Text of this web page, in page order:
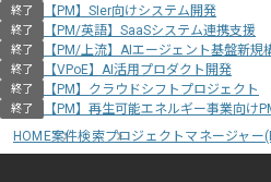
終了 【PM】SIer向けシステム開発
終了 【PM/英語】SaaSシステム連携支援
終了 【PM/上流】AIエージェント基盤新規
終了 【VPoE】AI活用プロダクト開発
終了 【PM】クラウドシフトプロジェクト
終了
【PM】再生可能エネルギー事業向け
HOME案件検索プロジェクトマネージャー